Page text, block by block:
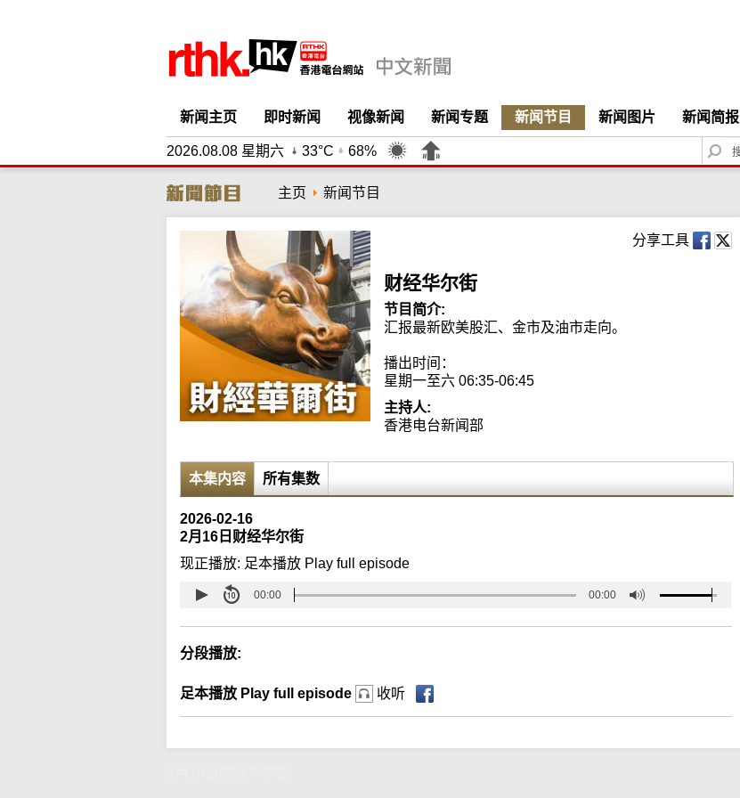
新闻主页 即时新闻 视像新闻 新闻专题 新闻节目 新闻图片 新闻简报
2026.08.08 星期六 33°C 68%
S
e
c
h
主页 新闻节目
分享工具
财经华尔街
节目简介:
汇报最新欧美股汇、金市及油市走向。
播出时间：
星期一至六 06:35-06:45
主持人:
香港电台新闻部
本集内容 所有集数
2026-02-16
2月16日财经华尔街
现正播放: 足本播放 Play full episode
00:00 00:00
分段播放:
足本播放 Play full episode 收听